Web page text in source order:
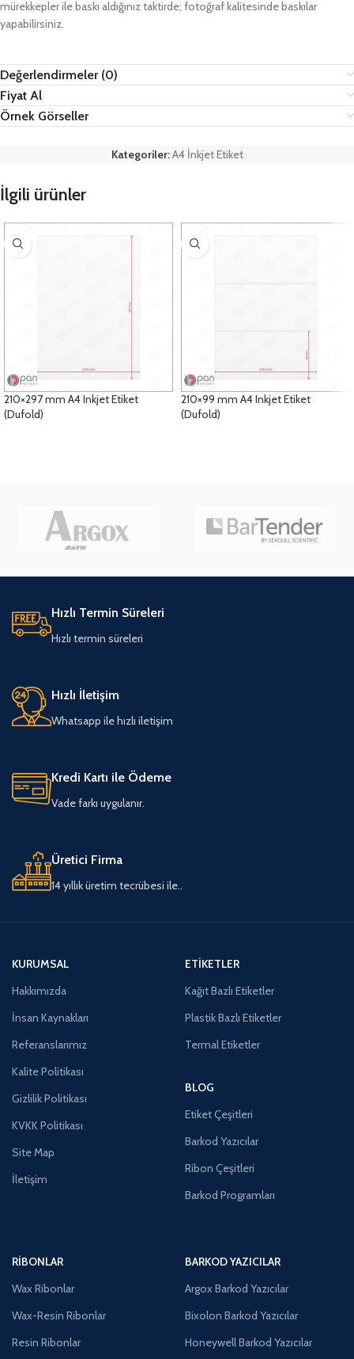
mürekkepler ile baskı aldığınız taktirde; fotoğraf kalitesinde baskılar
yapabilirsiniz.
Değerlendirmeler (0)
Fiyat Al
Örnek Görseller
Kategoriler:A4 İnkjet Etiket
İlgili ürünler
210×297 mm A4 Inkjet Etiket
(Dufold)
210×99 mm A4 Inkjet Etiket
(Dufold)
Hızlı Termin Süreleri
Hızlı termin süreleri
Hızlı İletişim
Whatsapp ile hızlı iletişim
Kredi Kartı ile Ödeme
Vade farkı uygulanır.
Üretici Firma
14 yıllık üretim tecrübesi ile..
KURUMSAL
Hakkımızda
İnsan Kaynakları
Referanslarımız
Kalite Politikası
Gizlilik Politikası
KVKK Politikası
Site Map
İletişim
ETIKETLER
Kağıt Bazlı Etiketler
Plastik Bazlı Etiketler
Termal Etiketler
BLOG
Etiket Çeşitleri
Barkod Yazıcılar
Ribon Çeşitleri
Barkod Programları
RIBONLAR
Wax Ribonlar
Wax-Resin Ribonlar
Resin Ribonlar
BARKOD YAZICILAR
Argox Barkod Yazıcılar
Bixolon Barkod Yazıcılar
Honeywell Barkod Yazıcılar